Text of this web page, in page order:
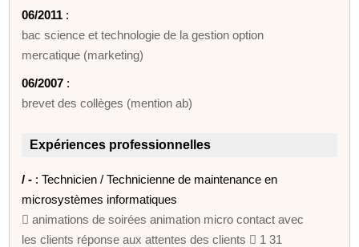
06/2011 :
bac science et technologie de la gestion option
mercatique (marketing)
06/2007 :
brevet des collèges (mention ab)
Expériences professionnelles
/ - : Technicien / Technicienne de maintenance en
microsystèmes informatiques
 animations de soirées animation micro contact avec
les clients réponse aux attentes des clients  1 31